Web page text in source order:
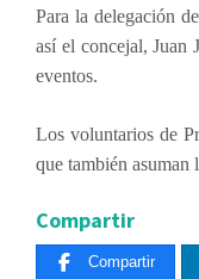
Para la delegación
así el concejal, Juan
eventos.
Los voluntarios de
que también asuman
Compartir
Compartir